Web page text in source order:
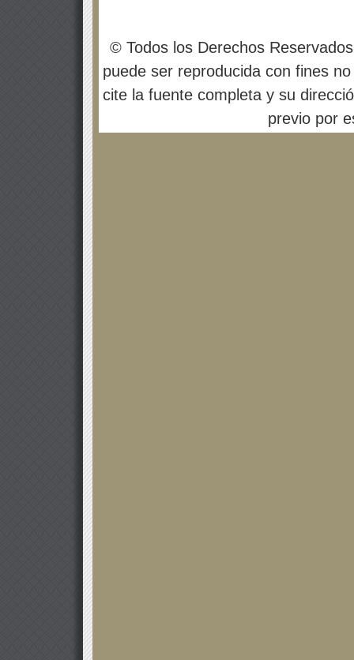
© Todos los Derechos
puede ser reproducida con fines
cite la fuente completa y su
previo por